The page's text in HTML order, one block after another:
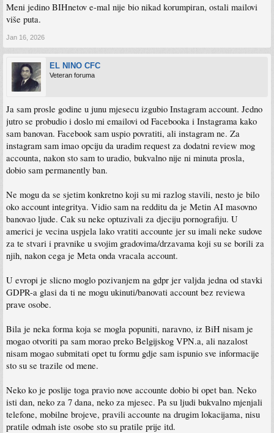
Meni jedino BIHnetov e-mal nije bio nikad korumpiran, ostali mailovi
više puta.
Jan 16, 2026
EL NINO CFC
Veteran foruma
Ja sam prosle godine u junu mjesecu izgubio Instagram account. Jedno
jutro se probudio i doslo mi emailovi od Facebooka i Instagrama kako
sam banovan. Facebook sam uspio povratiti, ali instagram ne. Za
instagram sam imao opciju da uradim request za dodatni review mog
accounta, nakon sto sam to uradio, bukvalno nije ni minuta prosla,
dobio sam permanently ban.
Ne mogu da se sjetim konkretno koji su mi razlog stavili, nesto je bilo
oko account integritya. Vidio sam na redditu da je Metin AI masovno
banovao ljude. Cak su neke optuzivali za djeciju pornografiju. U
americi je vecina uspjela lako vratiti accounte jer su imali neke sudove
za te stvari i pravnike u svojim gradovima/drzavama koji su se borili za
njih, nakon cega je Meta onda vracala account.
U evropi je slicno moglo pozivanjem na gdpr jer valjda jedna od stavki
GDPR-a glasi da ti ne mogu ukinuti/banovati account bez reviewa
prave osobe.
Bila je neka forma koja se mogla popuniti, naravno, iz BiH nisam je
mogao otvoriti pa sam morao preko Belgijskog VPN.a, ali nazalost
nisam mogao submitati opet tu formu gdje sam ispunio sve informacije
sto su se trazile od mene.
Neko ko je poslije toga pravio nove accounte dobio bi opet ban. Neko
isti dan, neko za 7 dana, neko za mjesec. Pa su ljudi bukvalno mjenjali
telefone, mobilne brojeve, pravili accounte na drugim lokacijama, nisu
pratile odmah iste osobe sto su pratile prije itd.